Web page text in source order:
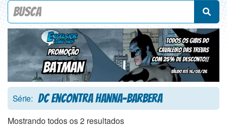
Procure por título da revista, personagem, série, escritor,
Série: DC Encontra Hanna-Barbera
Mostrando todos os 2 resultados